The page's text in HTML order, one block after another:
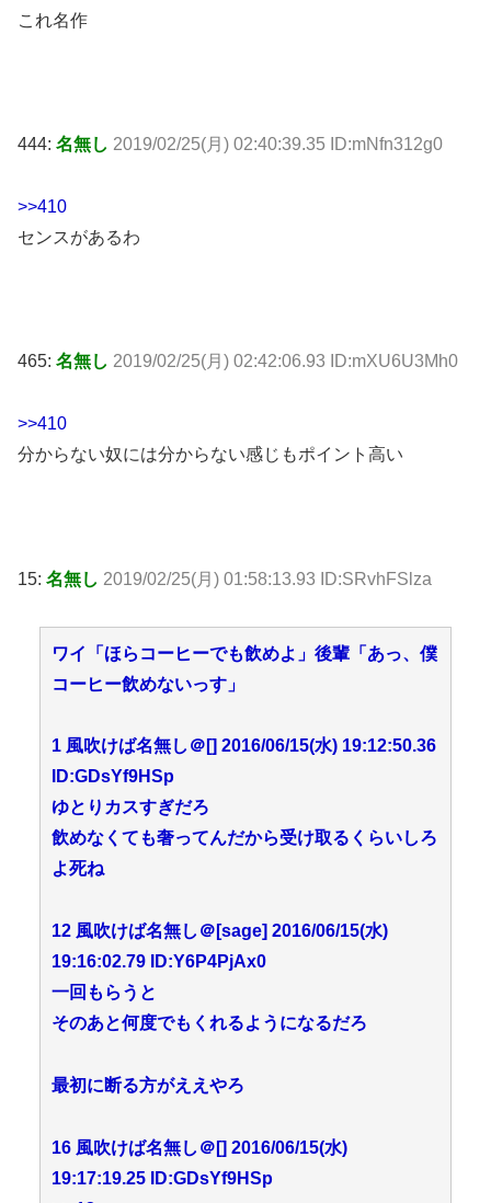
これ名作
444: 名無し 2019/02/25(月) 02:40:39.35 ID:mNfn312g0
>>410
センスがあるわ
465: 名無し 2019/02/25(月) 02:42:06.93 ID:mXU6U3Mh0
>>410
分からない奴には分からない感じもポイント高い
15: 名無し 2019/02/25(月) 01:58:13.93 ID:SRvhFSlza
ワイ「ほらコーヒーでも飲めよ」後輩「あっ、僕
コーヒー飲めないっす」
1 風吹けば名無し＠[] 2016/06/15(水) 19:12:50.36
ID:GDsYf9HSp
ゆとりカスすぎだろ
飲めなくても奢ってんだから受け取るくらいしろ
よ死ね
12 風吹けば名無し＠[sage] 2016/06/15(水)
19:16:02.79 ID:Y6P4PjAx0
一回もらうと
そのあと何度でもくれるようになるだろ
最初に断る方がええやろ
16 風吹けば名無し＠[] 2016/06/15(水)
19:17:19.25 ID:GDsYf9HSp